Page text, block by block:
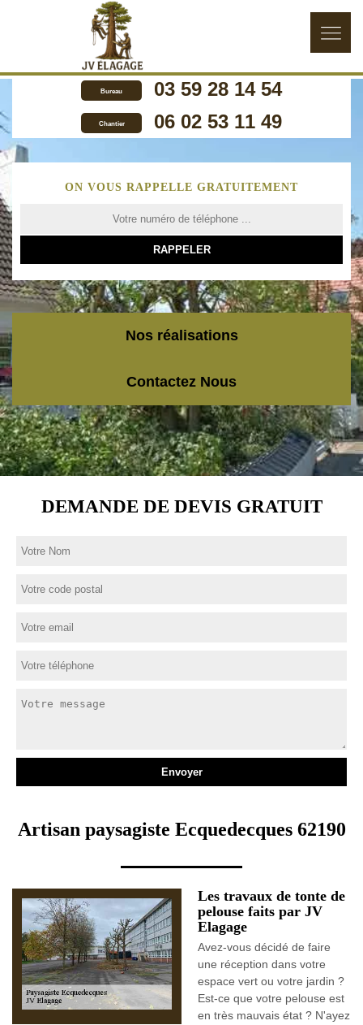
Bureau 03 59 28 14 54
Chantier 06 02 53 11 49
ON VOUS RAPPELLE GRATUITEMENT
Nos réalisations
Contactez Nous
DEMANDE DE DEVIS GRATUIT
Artisan paysagiste Ecquedecques 62190
Les travaux de tonte de
pelouse faits par JV
Elagage
Avez-vous décidé de faire
une réception dans votre
espace vert ou votre jardin ?
Est-ce que votre pelouse est
en très mauvais état ? N'ayez